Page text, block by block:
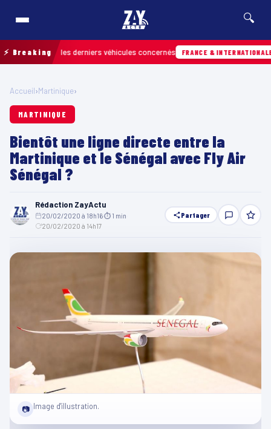
🔍
⚡ Breakingles derniers véhicules concernés FRANCE & INTERNATIONALE
Accueil›Martinique›
MARTINIQUE
Bientôt une ligne directe entre la
Martinique et le Sénégal avec Fly Air
Sénégal ?
Rédaction ZayActu
20/02/2020 à 18h16⏱ 1 min
20/02/2020 à 14h17
Partager
📷 Image d'illustration.